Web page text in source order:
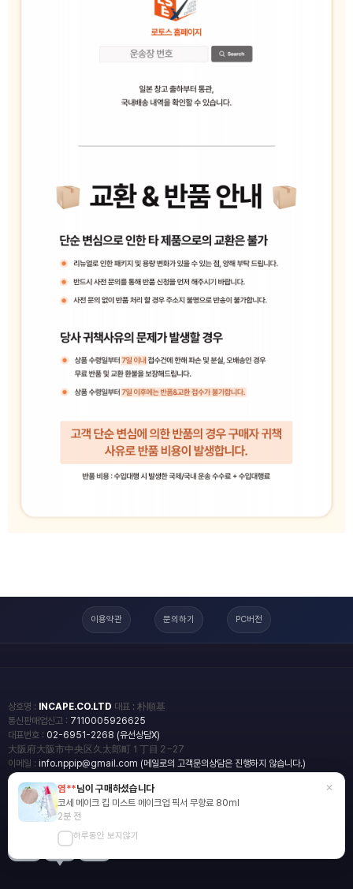
이용약관 문의하기 PC버전
상호명 : INCAPE.CO.LTD 대표 : 朴順基
통신판매업신고 : 7110005926625
대표번호 : 02-6951-2268 (유선상담X)
大阪府大阪市中央区久太郎町１丁目２−27
이메일 : info.nppip@gmail.com (메일로의 고객문의상담은 진행하지 않습니다.)
copyright
일본직구쇼핑몰 엔핍
2018 All rights reserved.
blog
염**님이 구매하셨습니다
코세 메이크 킵 미스트 메이크업 픽서 무향료 80ml
2분 전
하루동안 보지않기
×